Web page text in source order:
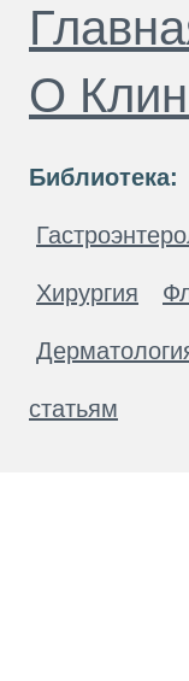
О
Библиотека:
Хирургия
статьям